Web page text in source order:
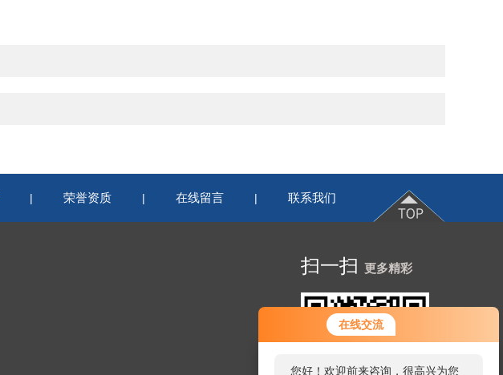
在线交流
您好！欢迎前来咨询，很高兴为您
服务，请问您要咨询什么问题呢？
| 荣誉资质 | 在线留言 | 联系我们
扫一扫 更多精彩